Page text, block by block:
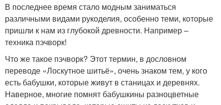
В последнее время стало модным заниматься
различными видами рукоделия, особенно теми, которые
пришли к нам из глубокой древности. Например –
техника пэчворк!
Что же такое пэчворк? Этот термин, в дословном
переводе «Лоскутное шитьё», очень знаком тем, у кого
есть бабушки, которые живут в станицах и деревнях.
Наверное, многие помнят бабушкины разноцветные